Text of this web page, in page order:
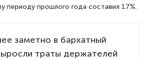
периоду прошлого года составил 17%.
заметно в бархатный
траты держателей